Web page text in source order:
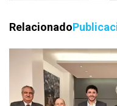
Relacionado